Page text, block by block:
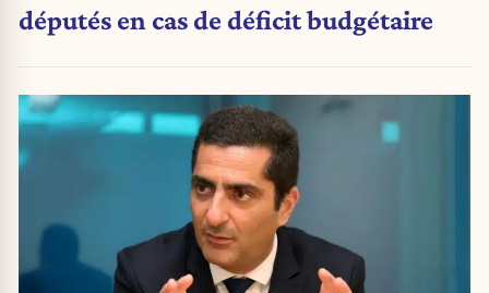
députés en cas de déficit budgétaire